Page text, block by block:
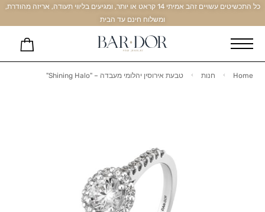
כל התכשיטים עשויים זהב אמיתי 14 קראט או יותר, ומגיעים בליווי תעודה, אריזה מהודרת,
ומשלוח חינם עד הבית
Home חנות טבעת אירוסין יהלומי מעבדה – "Shining Halo"